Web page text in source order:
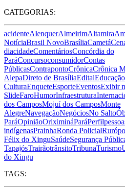
CATEGORIAS:
acidenteAlenquerAlmeirimAltamira
NotíciaBrasil NovoBrasíliaCametá
diacidadeComentáriosConcórdia do
ParáConcursoconsumidorContas
PúblicasContrapontoCrônicaCrônica
AlepaDireto de BrasíliaEditalEducação
CulturaEnqueteEsporteEventosExibir
SlideFaroHumorInfraestrutura
dos CamposMojuí dos CamposMonte
AlegreNavegaçãoNegóciosNo Salto
ParáOpiniãoOriximináParáPerfil
indígenasPrainhaRonda Policial
Félix do XinguSaúdeSegurança
TapajósTrairãotrânsitoTribunaTurismo
do Xingu
TAGS: